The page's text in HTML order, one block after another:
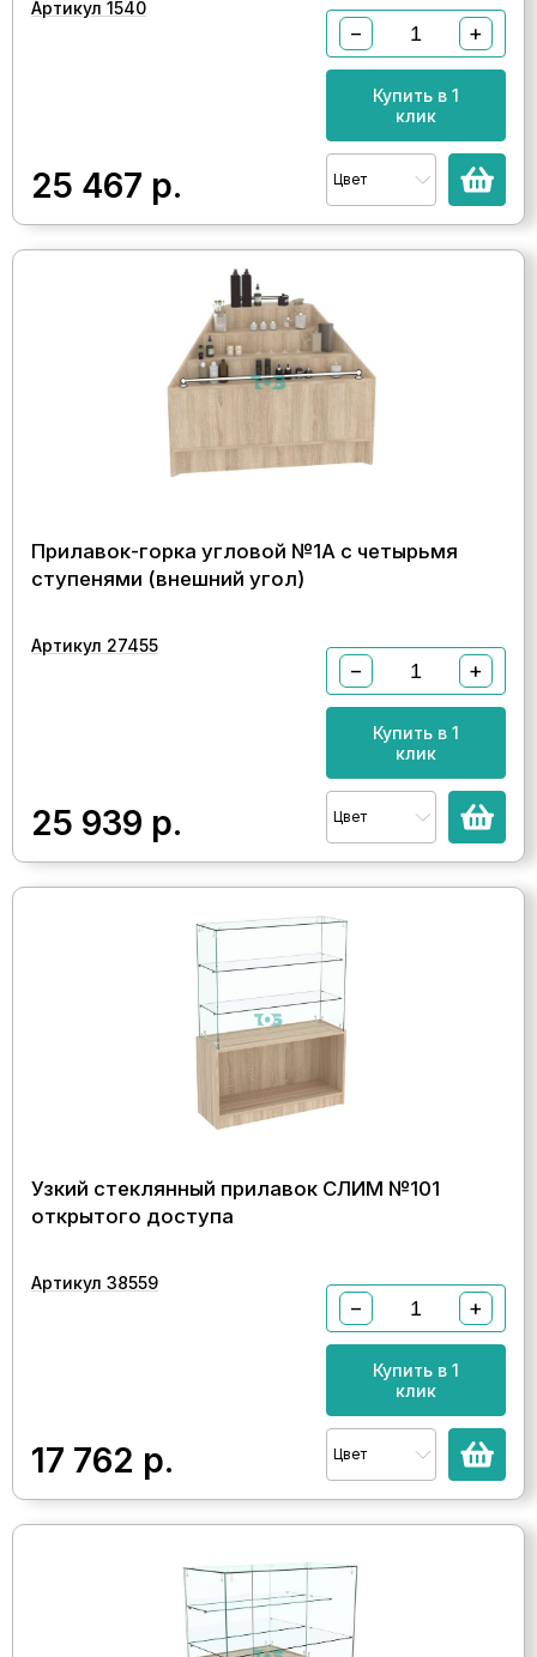
Артикул 1540
25 467 р.
− +
Купить в 1
клик
Цвет
Прилавок-горка угловой №1А с четырьмя
ступенями (внешний угол)
Артикул 27455
25 939 р.
− +
Купить в 1
клик
Цвет
Узкий стеклянный прилавок СЛИМ №101
открытого доступа
Артикул 38559
17 762 р.
− +
Купить в 1
клик
Цвет